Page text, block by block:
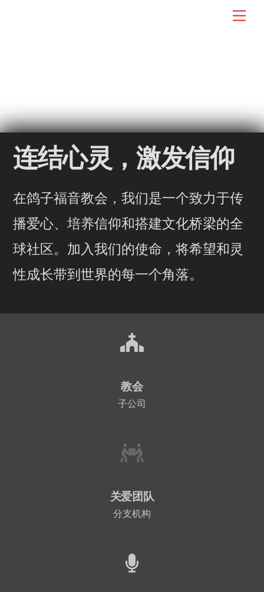
连结心灵，激发信仰
在鸽子福音教会，我们是一个致力于传
播爱心、培养信仰和搭建文化桥梁的全
球社区。加入我们的使命，将希望和灵
性成长带到世界的每一个角落。
教会
子公司
关爱团队
分支机构